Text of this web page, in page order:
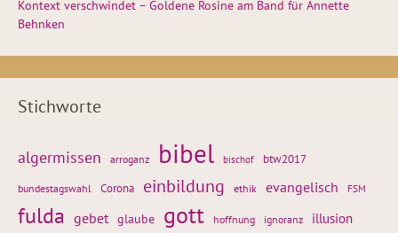
Kontext verschwindet – Goldene Rosine am Band für Annette
Behnken
Stichworte
algermissen arroganz bibel bischof btw2017
bundestagswahl Corona einbildung ethik evangelisch FSM
fulda gebet glaube gott hoffnung ignoranz illusion